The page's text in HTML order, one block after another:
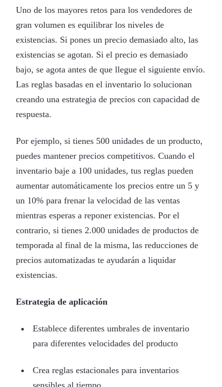
Uno de los mayores retos para los vendedores de
gran volumen es equilibrar los niveles de
existencias. Si pones un precio demasiado alto, las
existencias se agotan. Si el precio es demasiado
bajo, se agota antes de que llegue el siguiente envío.
Las reglas basadas en el inventario lo solucionan
creando una estrategia de precios con capacidad de
respuesta.
Por ejemplo, si tienes 500 unidades de un producto,
puedes mantener precios competitivos. Cuando el
inventario baje a 100 unidades, tus reglas pueden
aumentar automáticamente los precios entre un 5 y
un 10% para frenar la velocidad de las ventas
mientras esperas a reponer existencias. Por el
contrario, si tienes 2.000 unidades de productos de
temporada al final de la misma, las reducciones de
precios automatizadas te ayudarán a liquidar
existencias.
Estrategia de aplicación
Establece diferentes umbrales de inventario
para diferentes velocidades del producto
Crea reglas estacionales para inventarios
sensibles al tiempo